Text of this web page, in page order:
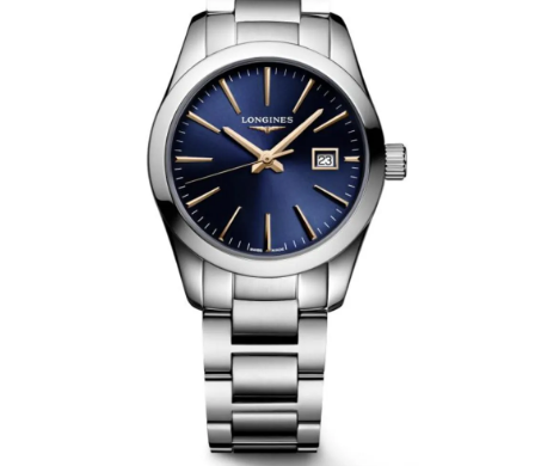
KONTAKT